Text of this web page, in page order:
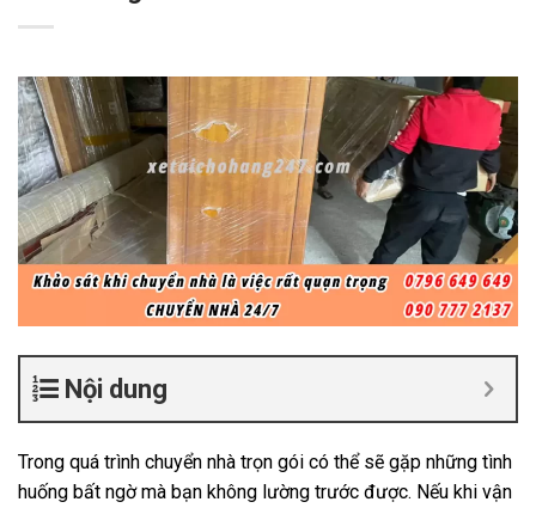
Nội dung
Trong quá trình chuyển nhà trọn gói có thể sẽ gặp những tình
huống bất ngờ mà bạn không lường trước được. Nếu khi vận